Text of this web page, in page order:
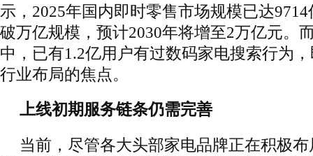
示，2025年国内即时零售市场规模已达
破万亿规模，预计2030年将增至2万亿元。
中，已有1.2亿用户有过数码家电搜索行为
行业布局的焦点。
上线初期服务链条仍需完善
当前，尽管各大头部家电品牌正在积极